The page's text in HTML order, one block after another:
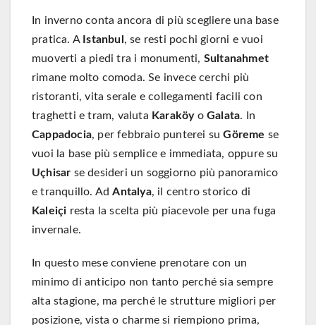
In inverno conta ancora di più scegliere una base
pratica. A Istanbul , se resti pochi giorni e vuoi
muoverti a piedi tra i monumenti, Sultanahmet
rimane molto comoda. Se invece cerchi più
ristoranti, vita serale e collegamenti facili con
traghetti e tram, valuta KaraköyoGalata. In
Cappadocia, per febbraio punterei suGöreme se
vuoi la base più semplice e immediata, oppure su
Uçhisar se desideri un soggiorno più panoramico
e tranquillo. AdAntalya, il centro storico di
Kaleiçi resta la scelta più piacevole per una fuga
invernale.
In questo mese conviene prenotare con un
minimo di anticipo non tanto perché sia sempre
alta stagione, ma perché le strutture migliori per
posizione, vista o charme si riempiono prima,